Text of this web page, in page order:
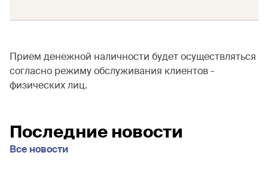
Прием денежной наличности будет осуществляться
согласно режиму обслуживания клиентов -
физических лиц.
Последние новости
Все новости